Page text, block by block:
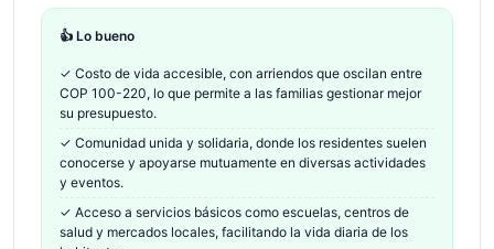
👍 Lo bueno
✓ Costo de vida accesible, con arriendos que oscilan entre
COP 100-220, lo que permite a las familias gestionar mejor
su presupuesto.
✓ Comunidad unida y solidaria, donde los residentes suelen
conocerse y apoyarse mutuamente en diversas actividades
y eventos.
✓ Acceso a servicios básicos como escuelas, centros de
salud y mercados locales, facilitando la vida diaria de los